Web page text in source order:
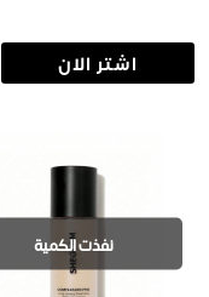
اشتر الان
نفذت الكمية